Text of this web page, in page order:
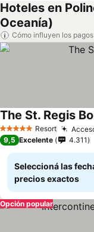
Hoteles en
Oceanía)
Cómo influyen los
5 Estrellas Resort
The St. Regis
9,5 Excelente 4.311
Seleccioná las
precios exactos
Opción popular